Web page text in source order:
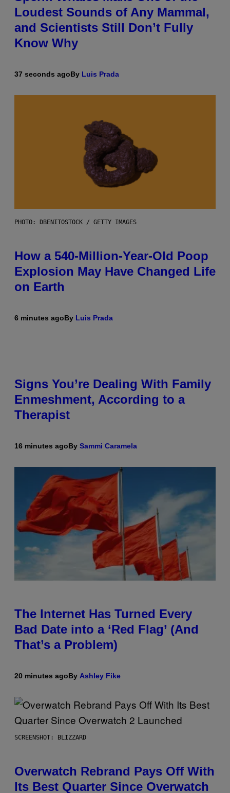
Loudest Sounds of Any Mammal,
and Scientists Still Don’t Fully
Know Why
37 seconds agoBy Luis Prada
PHOTO: DBENITOSTOCK / GETTY IMAGES
How a 540-Million-Year-Old Poop
Explosion May Have Changed Life
on Earth
6 minutes agoBy Luis Prada
Signs You’re Dealing With Family
Enmeshment, According to a
Therapist
16 minutes agoBy Sammi Caramela
The Internet Has Turned Every
Bad Date into a ‘Red Flag’ (And
That’s a Problem)
20 minutes agoBy Ashley Fike
SCREENSHOT: BLIZZARD
Overwatch Rebrand Pays Off With
Its Best Quarter Since Overwatch